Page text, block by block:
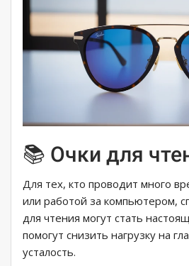
📚 Очки для
Для тех, кто проводит много
или работой за компьютером,
для чтения могут стать
помогут снизить нагрузку на
усталость.